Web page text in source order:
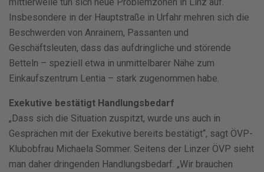
Insbesondere in der Hauptstraße in Urfahr mehren sich die
Beschwerden von Anrainern, Passanten und
Geschäftsleuten, dass das aufdringliche und störende
Betteln – speziell etwa in unmittelbarer Nähe zum
Einkaufszentrum Lentia – stark zugenommen habe.
Exekutive bestätigt Handlungsbedarf
„Dass sich die Situation zuspitzt, wurde uns auch in
Gesprächen mit der Exekutive bereits bestätigt“, sagt ÖVP-
Klubobfrau Michaela Sommer. Seitens der Linzer ÖVP sieht
man daher dringenden Handlungsbedarf. „Wir brauchen